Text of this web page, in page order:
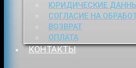
ЮРИДИЧЕСКИЕ
СОГЛАСИЕ НА
ВОЗВРАТ
ОПЛАТА
КОНТАКТЫ